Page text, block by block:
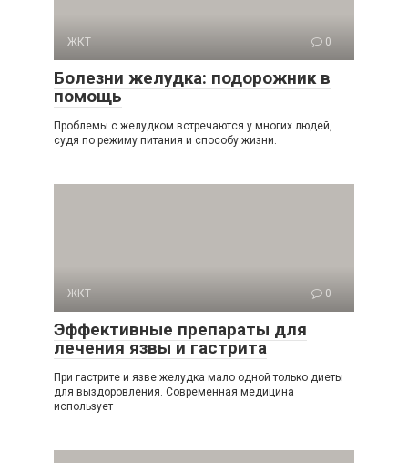
ЖКТ 0
Болезни желудка: подорожник в
помощь
Проблемы с желудком встречаются у многих людей,
судя по режиму питания и способу жизни.
ЖКТ 0
Эффективные препараты для
лечения язвы и гастрита
При гастрите и язве желудка мало одной только диеты
для выздоровления. Современная медицина
использует